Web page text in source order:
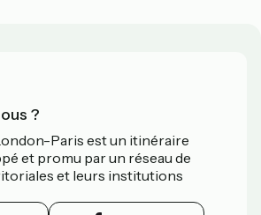
?
London-Paris est un itinéraire
et promu par un réseau de
et leurs institutions